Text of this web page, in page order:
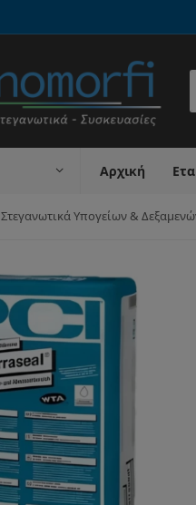
Αρχική
Στεγανωτικά Υπογείων &